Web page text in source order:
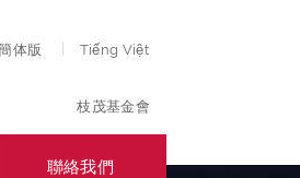
体版 Tiếng Việt
枝茂基金會
聯絡我們